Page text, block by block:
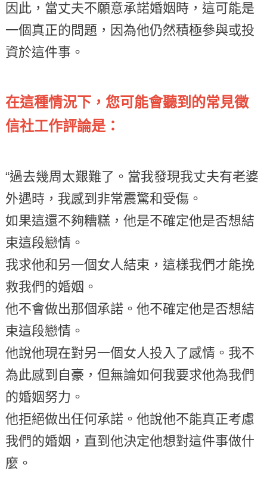
因此，當丈夫不願意承諾婚姻時，這可能是
一個真正的問題，因為他仍然積極參與或投
資於這件事。
在這種情況下，您可能會聽到的常見徵
信社工作評論是：
“過去幾周太艱難了。當我發現我丈夫有老婆
外遇時，我感到非常震驚和受傷。
如果這還不夠糟糕，他是不確定他是否想結
束這段戀情。
我求他和另一個女人結束，這樣我們才能挽
救我們的婚姻。
他不會做出那個承諾。他不確定他是否想結
束這段戀情。
他說他現在對另一個女人投入了感情。我不
為此感到自豪，但無論如何我要求他為我們
的婚姻努力。
他拒絕做出任何承諾。他說他不能真正考慮
我們的婚姻，直到他決定他想對這件事做什
麼。